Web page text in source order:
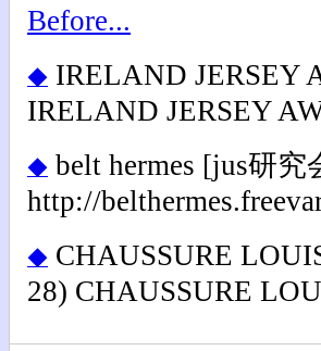
Before...
◆ IRELAND JERSEY
IRELAND JERSEY
◆ belt hermes [jus研究
http://
◆ CHAUSSURE
28) CHAUSSURE